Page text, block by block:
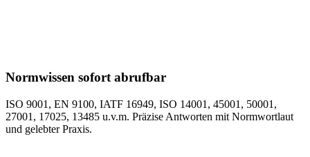
Normwissen sofort abrufbar
ISO 9001, EN 9100, IATF 16949, ISO 14001, 45001, 50001,
27001, 17025, 13485 u.v.m. Präzise Antworten mit Normwortlaut
und gelebter Praxis.